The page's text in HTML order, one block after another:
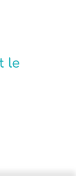
le